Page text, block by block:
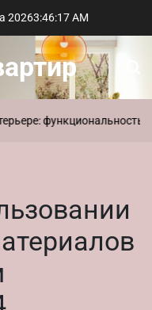
20263:46:18AM
и